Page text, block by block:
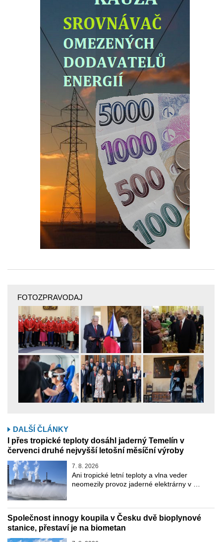
FOTOZPRAVODAJ
DALŠÍ ČLÁNKY
I přes tropické teploty dosáhl jaderný Temelín v
červenci druhé nejvyšší letošní měsíční výroby
7. 8. 2026
Ani tropické letní teploty a vlna veder
neomezily provoz jaderné elektrárny v …
Společnost innogy koupila v Česku dvě bioplynové
stanice, přestaví je na biometan